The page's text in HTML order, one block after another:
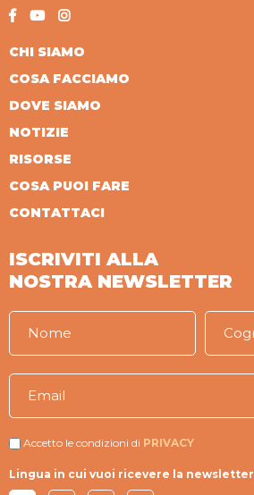
CHI SIAMO
COSA FACCIAMO
DOVE SIAMO
NOTIZIE
RISORSE
COSA PUOI FARE
CONTATTACI
ISCRIVITI ALLA
NOSTRA NEWSLETTER
Accetto le condizioni di PRIVACY
Lingua in cui vuoi ricevere la newsletter